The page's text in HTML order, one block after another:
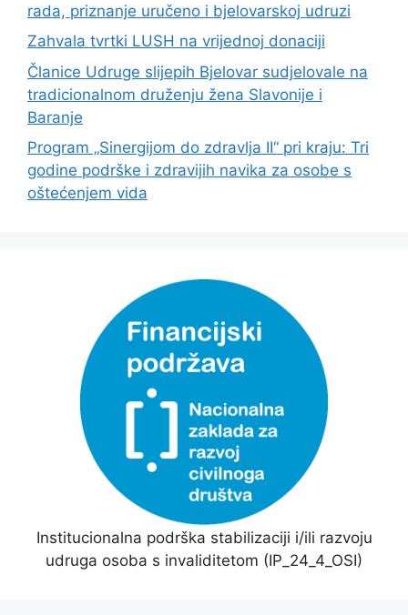
rada, priznanje uručeno i bjelovarskoj udruzi
Zahvala tvrtki LUSH na vrijednoj donaciji
Članice Udruge slijepih Bjelovar sudjelovale na
tradicionalnom druženju žena Slavonije i
Baranje
Program „Sinergijom do zdravlja II“ pri kraju: Tri
godine podrške i zdravijih navika za osobe s
oštećenjem vida
Institucionalna podrška stabilizaciji i/ili razvoju
udruga osoba s invaliditetom (IP_24_4_OSI)